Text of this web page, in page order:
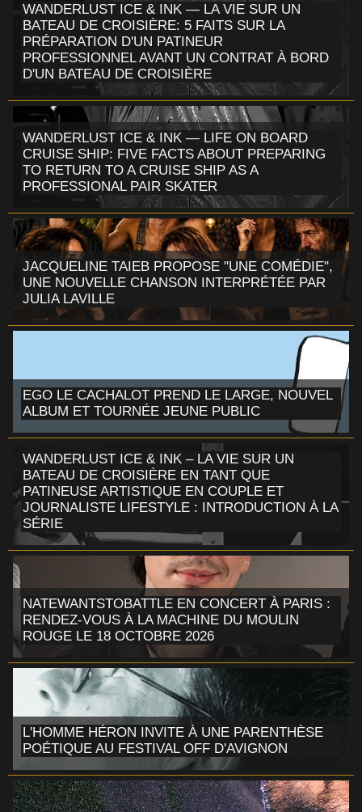
WANDERLUST ICE & INK — LA VIE SUR UN
BATEAU DE CROISIÈRE: 5 FAITS SUR LA
PRÉPARATION D'UN PATINEUR
PROFESSIONNEL AVANT UN CONTRAT À BORD
D'UN BATEAU DE CROISIÈRE
WANDERLUST ICE & INK — LIFE ON BOARD
CRUISE SHIP: FIVE FACTS ABOUT PREPARING
TO RETURN TO A CRUISE SHIP AS A
PROFESSIONAL PAIR SKATER
JACQUELINE TAIEB PROPOSE "UNE COMÉDIE",
UNE NOUVELLE CHANSON INTERPRÉTÉE PAR
JULIA LAVILLE
EGO LE CACHALOT PREND LE LARGE, NOUVEL
ALBUM ET TOURNÉE JEUNE PUBLIC
WANDERLUST ICE & INK – LA VIE SUR UN
BATEAU DE CROISIÈRE EN TANT QUE
PATINEUSE ARTISTIQUE EN COUPLE ET
JOURNALISTE LIFESTYLE : INTRODUCTION À LA
SÉRIE
NATEWANTSTOBATTLE EN CONCERT À PARIS :
RENDEZ-VOUS À LA MACHINE DU MOULIN
ROUGE LE 18 OCTOBRE 2026
L'HOMME HÉRON INVITE À UNE PARENTHÈSE
POÉTIQUE AU FESTIVAL OFF D'AVIGNON